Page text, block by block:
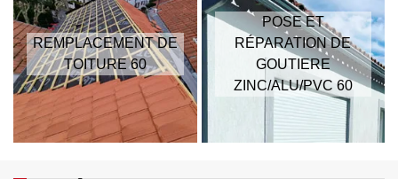
REMPLACEMENT DE
TOITURE 60
POSE ET
RÉPARATION DE
GOUTIERE
ZINC/ALU/PVC 60